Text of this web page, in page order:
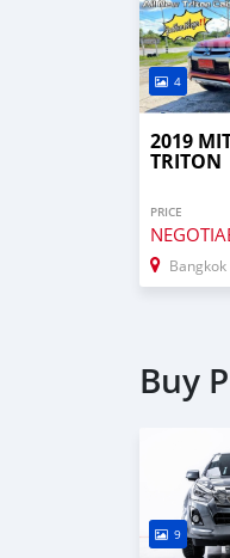
กระบะเ
4
2019
TRITON
PRICE
Bangkok
Buy
9